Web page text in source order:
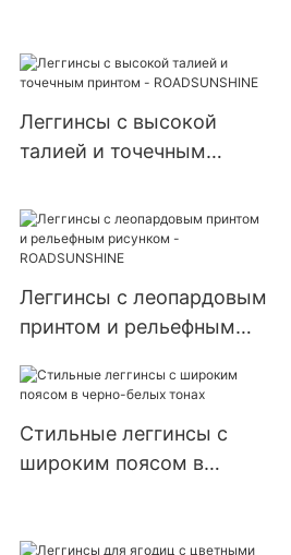
Леггинсы с высокой
талией и точечным
ROADSUNSHINE
Леггинсы с леопардовым
принтом и рельефным
ROADSUNSHINE
Стильные леггинсы с
широким поясом в